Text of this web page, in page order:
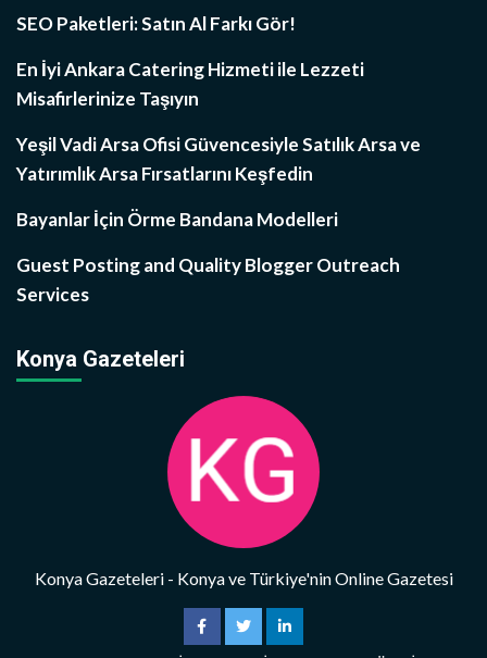
SEO Paketleri: Satın Al Farkı Gör!
En İyi Ankara Catering Hizmeti ile Lezzeti
Misafirlerinize Taşıyın
Yeşil Vadi Arsa Ofisi Güvencesiyle Satılık Arsa ve
Yatırımlık Arsa Fırsatlarını Keşfedin
Bayanlar İçin Örme Bandana Modelleri
Guest Posting and Quality Blogger Outreach
Services
Konya Gazeteleri
Konya Gazeteleri - Konya ve Türkiye'nin Online Gazetesi